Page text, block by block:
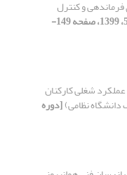
فرماندهی و کنترل
[دوره 16، شماره 54، 1399، صفحه 149-
شغلی کارکنان
دانشگاه نظامی)[دوره